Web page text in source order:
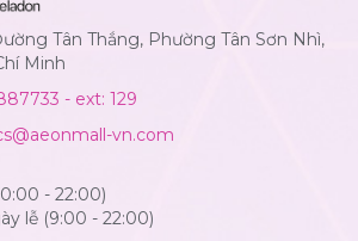
Tân Thắng, Phường Tân Sơn Nhì,
Minh
- ext: 129
vn.com
- 22:00)
lễ (9:00 - 22:00)